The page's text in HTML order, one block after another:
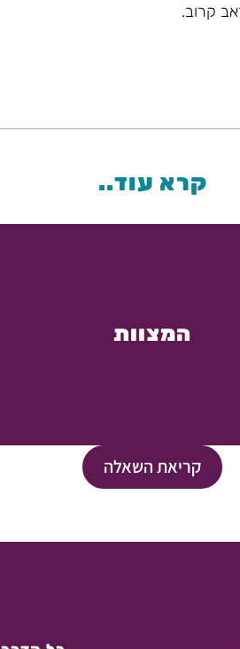
קרוב.
קרא עוד..
המצוות
קריאת השאלה